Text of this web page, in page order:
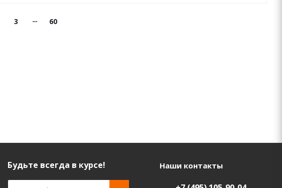
3 60
Будьте всегда в курсе! Наши контакты